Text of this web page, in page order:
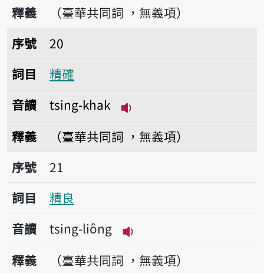
釋義
（臺華共同詞 ，無義項）
序號20精確
序號
20
詞目
精確
音讀
tsing-khak
釋義
（臺華共同詞 ，無義項）
序號21精良
序號
21
詞目
精良
音讀
tsing-liông
播放音讀tsing-liông
釋義
（臺華共同詞 ，無義項）